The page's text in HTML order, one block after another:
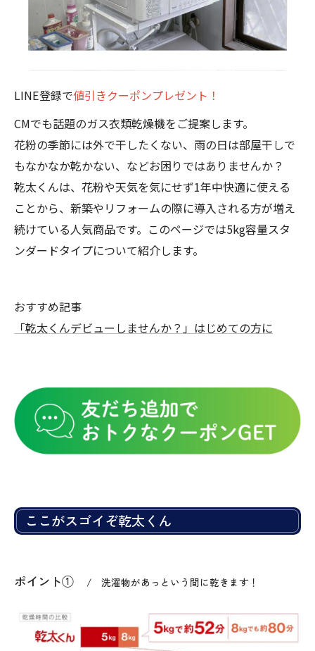
LINE登録で値引きクーポンプレゼント！
CMでも話題のガス衣類乾燥機をご提案します。
花粉の季節には外で干したくない、雨の日は部屋干しで
もなかなか乾かない、などお困りではありませんか？
乾太くんは、花粉や天気を気にせず1年中快適に使える
ことから、新築やリフォームの際に導入される方が増え
続けている人気商品です。このページでは5kg容量スタ
ンダードタイプについて紹介します。
おすすめ記事
「乾太くんデビューしませんか？」はじめての方に
ここがスゴイぞ乾太くん
ポイント① 洗濯物があっという間に乾きます！